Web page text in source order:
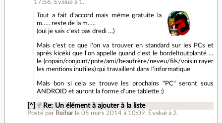
17:56. Évalué à 1 .
Tout a fait d'accord mais même gratuite la
m….. reste de la m…..
(oui je sais c'est pas dredi …)
Mais c'est ce que l'on va trouver en standard sur les PCs et
après kicéki que l'on appelle quand c'est le bordeltoutplanté …
le (copain/conjoint/pote/ami/beaufrère/neveu/fils/voisin rayer
les mentions inutiles) qui travaillent dans l'informatique
Mais bon si cela se trouve les prochains "PC" seront sous
ANDROID et auront la forme d'une tablette :)
[^] # Re: Un élément à ajouter à la liste
Posté par Reihar le 05 mars 2014 à 10:09. Évalué à 2.